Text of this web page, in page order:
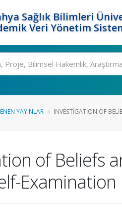
Sağlık Bilimleri
Veri Yönetim
YAYINLAR INVESTIGATION OF
of Beliefs
Examination